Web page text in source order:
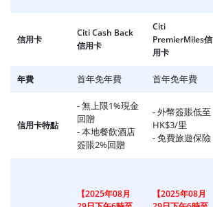
信用卡
Citi Cash Back
信用卡
Citi
PremierMiles信
用卡
年費 首年免年費 首年免年費
信用卡特點
- 無上限1%現金
回贈
- 本地餐飲酒店
簽賬2%回贈
- 外幣簽賬低至
HK$3/里
- 免費旅遊保險
【2025年08月
【2025年08月